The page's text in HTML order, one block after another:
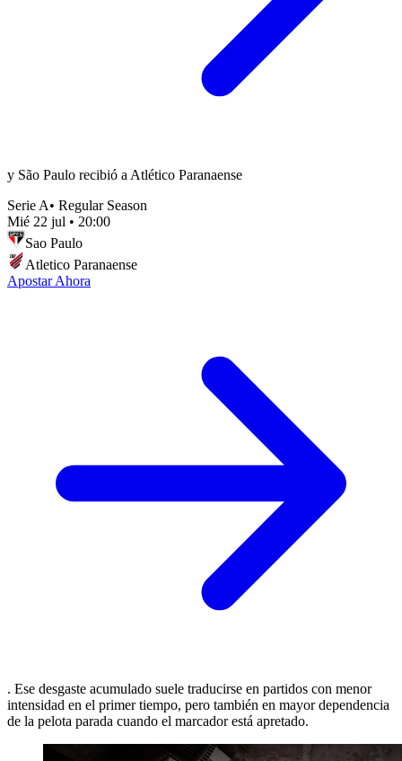
y São Paulo recibió a Atlético Paranaense
Serie A• Regular Season
Mié 22 jul • 20:00
Sao Paulo
Atletico Paranaense
Apostar Ahora
. Ese desgaste acumulado suele traducirse en partidos con menor
intensidad en el primer tiempo, pero también en mayor dependencia
de la pelota parada cuando el marcador está apretado.